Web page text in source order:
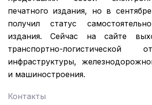
печатного издания, но в
получил статус
издания. Сейчас на сайте
транспортно-
инфраструктуры,
и машиностроения.
Контакты